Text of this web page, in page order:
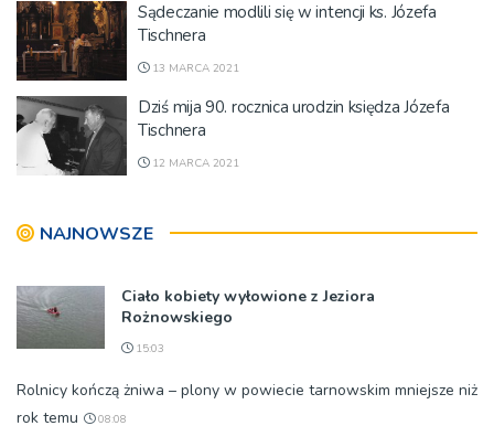
Sądeczanie modlili się w intencji ks. Józefa
Tischnera
13 MARCA 2021
Dziś mija 90. rocznica urodzin księdza Józefa
Tischnera
12 MARCA 2021
NAJNOWSZE
Ciało kobiety wyłowione z Jeziora
Rożnowskiego
15:03
Rolnicy kończą żniwa – plony w powiecie tarnowskim mniejsze niż
rok temu
08:08